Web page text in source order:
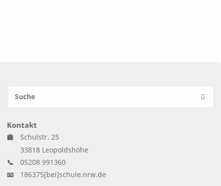
Kontakt
🏫
Schulstr. 25
33818 Leopoldshöhe
📞
05208 991360
📧
186375[bei]schule.nrw.de